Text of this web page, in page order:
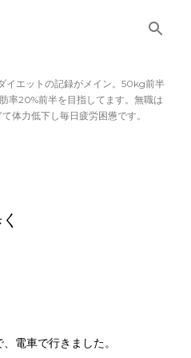
してメ
テンツ
動
イエットの記録がメイン。50kg前半
率20%前半を目指してます。無職は
体力低下し毎日疲労困憊です。
電車で行きました。